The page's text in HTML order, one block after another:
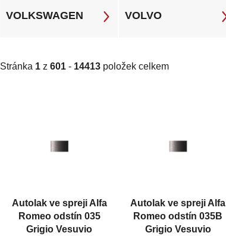
VOLKSWAGEN VOLVO
Stránka 1 z 601 - 14413 položek celkem
Autolak ve spreji Alfa
Romeo odstín 035
Grigio Vesuvio
Autolak ve spreji Alfa
Romeo odstín 035B
Grigio Vesuvio